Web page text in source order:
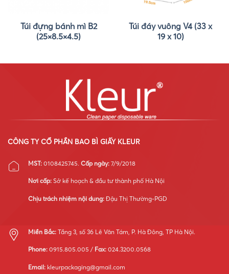
Túi đựng bánh mì B2
(25×8.5×4.5)
Túi đáy vuông V4 (33 x
19 x 10)
CÔNG TY CỔ PHẦN BAO BÌ GIẤY KLEUR
MST: 0108425745. Cấp ngày: 7/9/2018
Nơi cấp: Sở kế hoạch & đầu tư thành phố Hà Nội
Chịu trách nhiệm nội dung: Đậu Thị Thường-PGD
Miền Bắc: Tầng 3, số 36 Lê Văn Tám, P. Hà Đông, TP Hà Nội.
Phone: 0915.805.005 / Fax: 024.3200.0568
Email: kleurpackaging@gmail.com